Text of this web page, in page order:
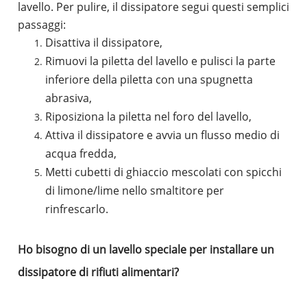
lavello. Per pulire, il dissipatore segui questi semplici
passaggi:
Disattiva il dissipatore,
Rimuovi la piletta del lavello e pulisci la parte
inferiore della piletta con una spugnetta
abrasiva,
Riposiziona la piletta nel foro del lavello,
Attiva il dissipatore e avvia un flusso medio di
acqua fredda,
Metti cubetti di ghiaccio mescolati con spicchi
di limone/lime nello smaltitore per
rinfrescarlo.
Ho bisogno di un lavello speciale per installare un
dissipatore di rifiuti alimentari?